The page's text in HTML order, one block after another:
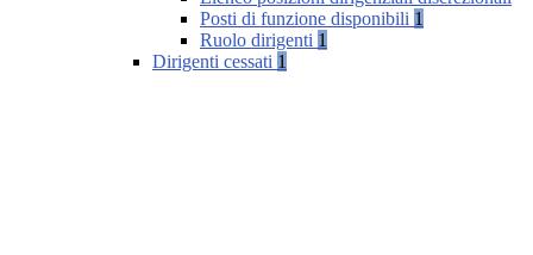
Posti di funzione disponibili 1
Ruolo dirigenti 1
Dirigenti cessati 1